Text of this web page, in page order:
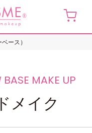
ース）
メイク